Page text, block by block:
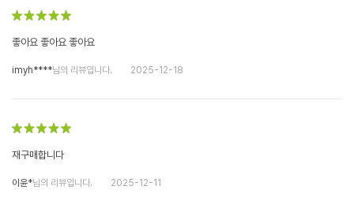
좋아요 좋아요 좋아요
imyh****님의 리뷰입니다. 2025-12-18
재구매합니다
이윤*님의 리뷰입니다. 2025-12-11